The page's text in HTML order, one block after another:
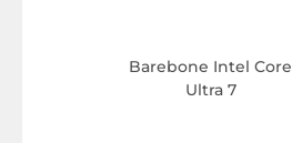
Barebone Intel Core
Ultra 7